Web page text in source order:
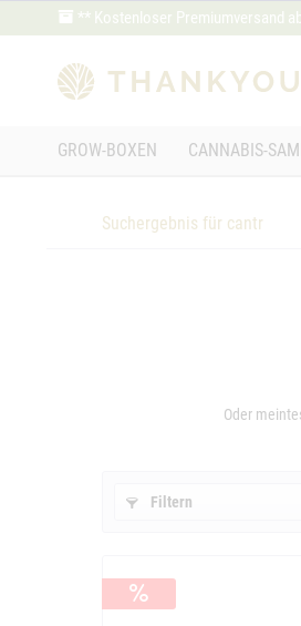
** Kostenloser Premiumversand
GROW-BOXEN CANNABIS-
Suchergebnis für cantr
Oder
Filtern